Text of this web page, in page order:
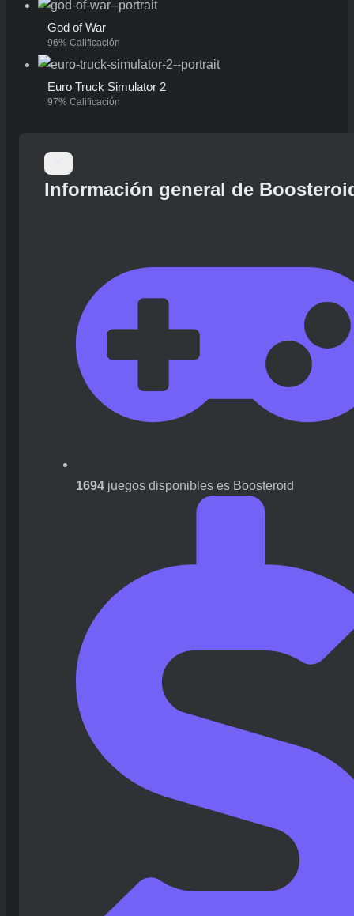
God of War
96% Calificación
Euro Truck Simulator 2
97% Calificación
Información general de
1694 juegos disponibles es Boosteroid